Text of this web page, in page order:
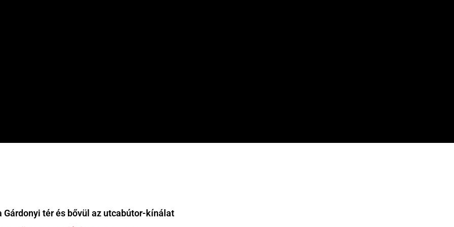
Gárdonyi tér és bővül az utcabútor-kínálat